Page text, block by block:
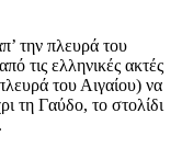
την πλευρά του
τις ελληνικές ακτές
του Αιγαίου) να
τη Γαύδο, το στολίδι